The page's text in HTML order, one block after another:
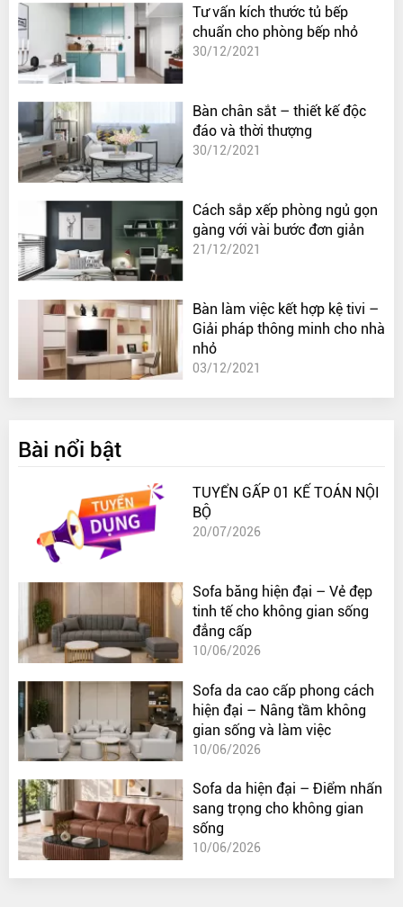
Tư vấn kích thước tủ bếp
chuẩn cho phòng bếp nhỏ
30/12/2021
Bàn chân sắt – thiết kế độc
đáo và thời thượng
30/12/2021
Cách sắp xếp phòng ngủ gọn
gàng với vài bước đơn giản
21/12/2021
Bàn làm việc kết hợp kệ tivi –
Giải pháp thông minh cho nhà
nhỏ
03/12/2021
Bài nổi bật
TUYỂN GẤP 01 KẾ TOÁN NỘI
BỘ
20/07/2026
Sofa băng hiện đại – Vẻ đẹp
tinh tế cho không gian sống
đẳng cấp
10/06/2026
Sofa da cao cấp phong cách
hiện đại – Nâng tầm không
gian sống và làm việc
10/06/2026
Sofa da hiện đại – Điểm nhấn
sang trọng cho không gian
sống
10/06/2026